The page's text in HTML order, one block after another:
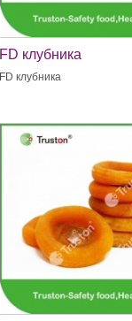
FD клубника
FD клубника